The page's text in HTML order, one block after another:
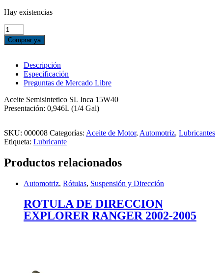
Hay existencias
ACEITE
INCA
SEMISINTETICO
15W40;
0,946
Comprar ya
Descripción
Especificación
Preguntas de Mercado Libre
Aceite Semisintetico SL Inca 15W40
Presentación: 0,946L (1/4 Gal)
SKU: 000008 Categorías: Aceite de Motor, Automotriz, Lubricantes
Etiqueta: Lubricante
Productos relacionados
Automotriz, Rótulas, Suspensión y Dirección
ROTULA DE DIRECCION
EXPLORER RANGER 2002-2005